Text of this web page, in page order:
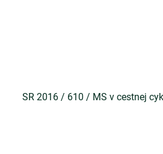
SR 2016 / 610 / MS v cestnej